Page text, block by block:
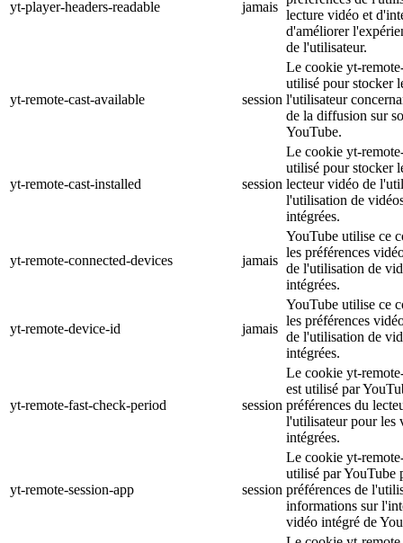
yt-player-headers-readable jamais
lecture vidéo et
d'améliorer
de l'utilisateur.
yt-remote-cast-available session
Le cookie yt-
utilisé pour stocker
l'utilisateur
de la diffusion sur
YouTube.
yt-remote-cast-installed session
Le cookie yt-
utilisé pour stocker
lecteur vidéo de
l'utilisation de
intégrées.
yt-remote-connected-devices jamais
YouTube utilise ce
les préférences
de l'utilisation de
intégrées.
yt-remote-device-id jamais
YouTube utilise ce
les préférences
de l'utilisation de
intégrées.
yt-remote-fast-check-period session
Le cookie yt-
est utilisé par
préférences du
l'utilisateur pour les
intégrées.
yt-remote-session-app session
Le cookie yt-
utilisé par YouTube
préférences de
informations sur
vidéo intégré de